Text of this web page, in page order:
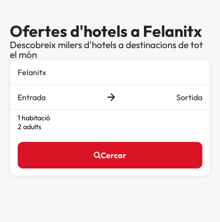
Ofertes d'hotels a Felanitx
Descobreix milers d'hotels a destinacions de tot
el món
Entrada Sortida
1 habitació
2 adults
Cercar